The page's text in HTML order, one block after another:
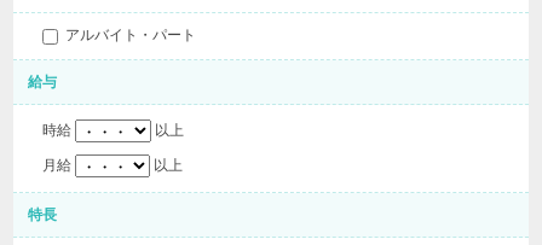
アルバイト・パート
給与
時給 以上
月給 以上
特長